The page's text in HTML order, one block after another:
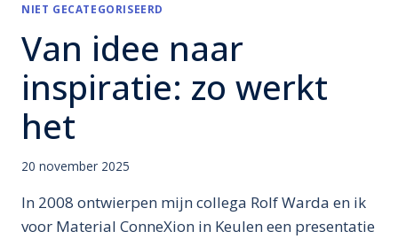
NIET GECATEGORISEERD
Van idee naar
inspiratie: zo werkt
het
20 november 2025
In 2008 ontwierpen mijn collega Rolf Warda en ik
voor Material ConneXion in Keulen een presentatie